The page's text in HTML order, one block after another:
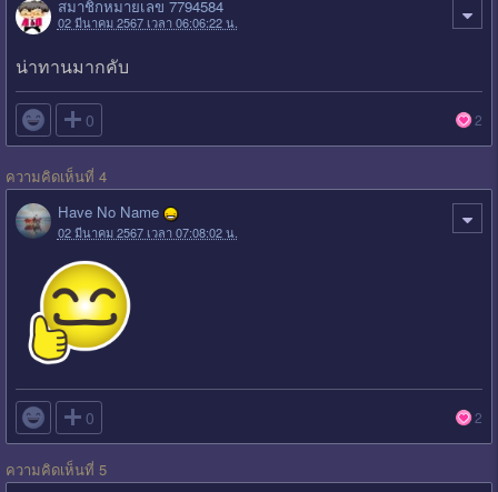
สมาชิกหมายเลข 7794584
02 มีนาคม 2567 เวลา 06:06:22 น.
น่าทานมากคับ
 0 2
ความคิดเห็นที่ 4
Have No Name
02 มีนาคม 2567 เวลา 07:08:02 น.
 0 2
ความคิดเห็นที่ 5